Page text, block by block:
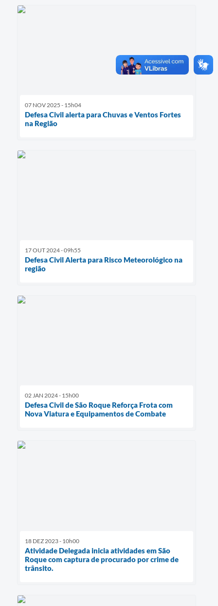
07 NOV 2025 - 15h04
Defesa Civil alerta para Chuvas e Ventos Fortes
na Região
17 OUT 2024 - 09h55
Defesa Civil Alerta para Risco Meteorológico na
região
02 JAN 2024 - 15h00
Defesa Civil de São Roque Reforça Frota com
Nova Viatura e Equipamentos de Combate
18 DEZ 2023 - 10h00
Atividade Delegada inicia atividades em São
Roque com captura de procurado por crime de
trânsito.